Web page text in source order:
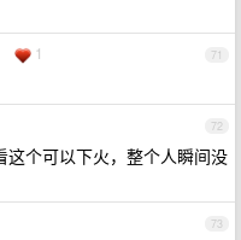
71
1
72
个可以下火，整个人瞬间没
73